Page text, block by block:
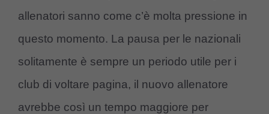
allenatori sanno come c’è molta pressione in
questo momento. La pausa per le nazionali
solitamente è sempre un periodo utile per i
club di voltare pagina, il nuovo allenatore
avrebbe così un tempo maggiore per